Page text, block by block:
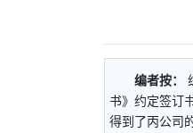
编者按：
书》约定签订
得到了丙公司